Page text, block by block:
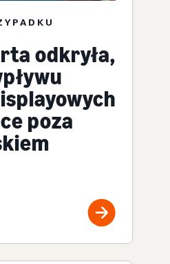
odkryła,
poza